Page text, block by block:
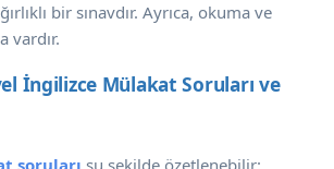
bir sınavdır. Ayrıca, okuma ve
vardır.
İngilizce Mülakat Soruları ve
soruları şu şekilde özetlenebilir: